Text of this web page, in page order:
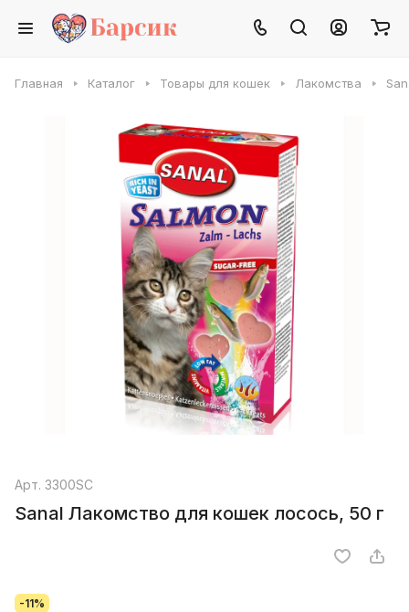
Главная Каталог Товары для кошек Лакомства
Арт. 3300SC
Sanal Лакомство для кошек лосось, 50 г
-11%